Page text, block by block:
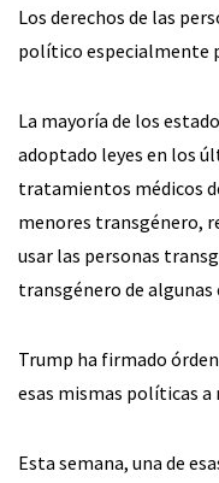
Los derechos de las
político especialmente
La mayoría de los
adoptado leyes en los
tratamientos médicos
menores transgénero,
usar las personas
transgénero de
Trump ha firmado
esas mismas políticas a
Esta semana, una de